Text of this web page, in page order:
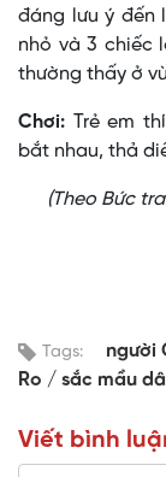
đáng lưu ý đến
nhỏ và 3 chiếc
thường thấy ở
Chơi: Trẻ em
bắt nhau, thả
(Theo Bức
Tags: người
Ro
sắc mầu
Viết bình